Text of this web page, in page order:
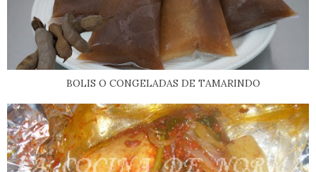
BOLIS O CONGELADAS DE TAMARINDO